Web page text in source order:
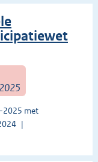
2025 met